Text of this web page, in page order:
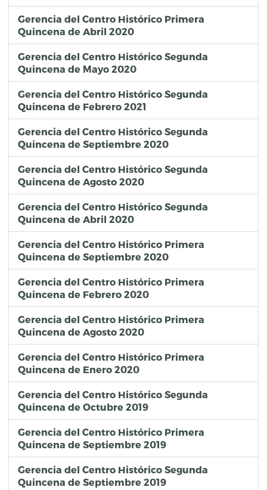
Gerencia del Centro Histórico Primera
Quincena de Abril 2020
Gerencia del Centro Histórico Segunda
Quincena de Mayo 2020
Gerencia del Centro Histórico Segunda
Quincena de Febrero 2021
Gerencia del Centro Histórico Segunda
Quincena de Septiembre 2020
Gerencia del Centro Histórico Segunda
Quincena de Agosto 2020
Gerencia del Centro Histórico Segunda
Quincena de Abril 2020
Gerencia del Centro Histórico Primera
Quincena de Septiembre 2020
Gerencia del Centro Histórico Primera
Quincena de Febrero 2020
Gerencia del Centro Histórico Primera
Quincena de Agosto 2020
Gerencia del Centro Histórico Primera
Quincena de Enero 2020
Gerencia del Centro Histórico Segunda
Quincena de Octubre 2019
Gerencia del Centro Histórico Primera
Quincena de Septiembre 2019
Gerencia del Centro Histórico Segunda
Quincena de Septiembre 2019